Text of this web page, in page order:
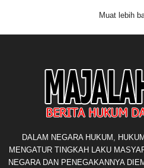
Muat lebih
DALAM NEGARA HUKUM,
MENGATUR TINGKAH LAKU
NEGARA DAN PENEGAKANNYA